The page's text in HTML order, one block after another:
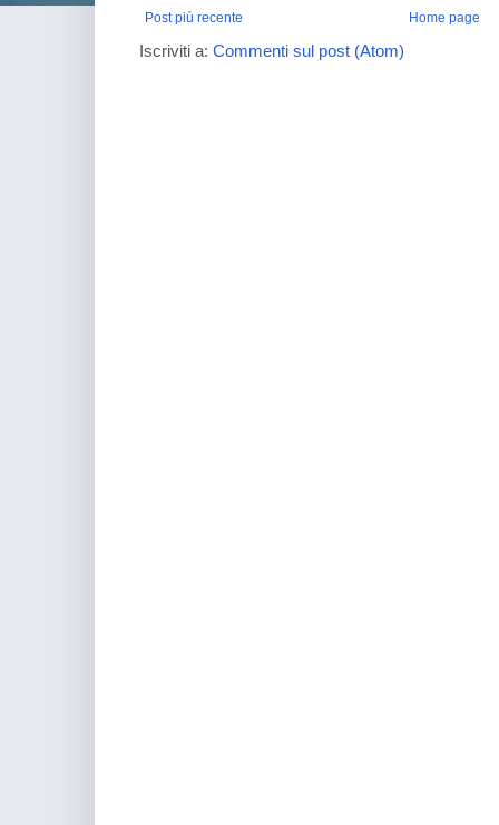
Post più recente Home page
Iscriviti a: Commenti sul post (Atom)